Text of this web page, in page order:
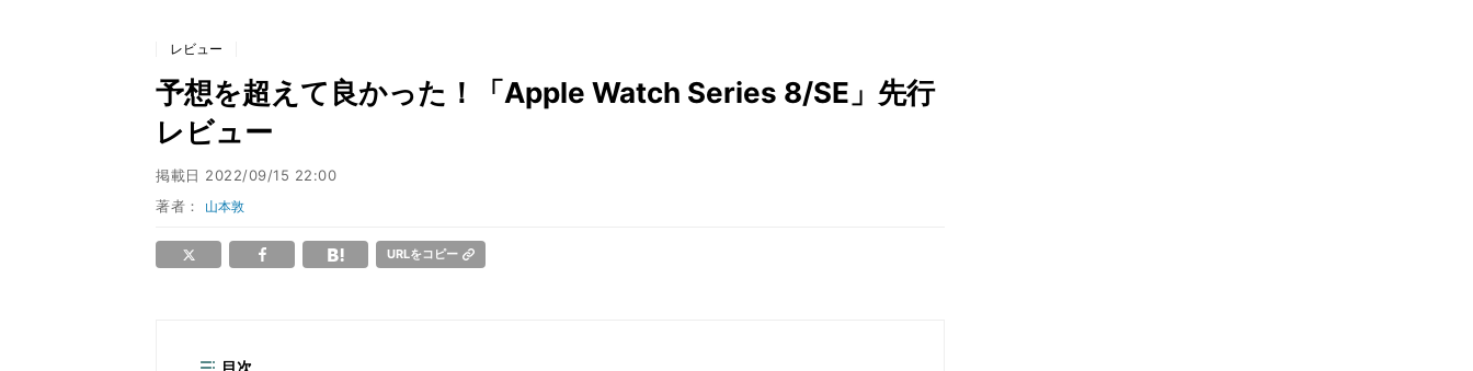
レビュー
予想を超えて良かった！「Apple Watch Series 8/SE」先行
レビュー
掲載日 2022/09/15 22:00
著者： 山本敦
URLをコピー
目次